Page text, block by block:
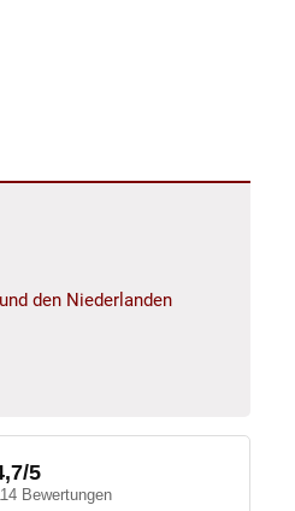
den Niederlanden
5
Bewertungen